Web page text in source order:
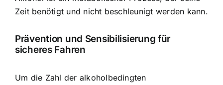
Zeit benötigt und nicht beschleunigt werden kann.
Prävention und Sensibilisierung für
sicheres Fahren
Um die Zahl der alkoholbedingten